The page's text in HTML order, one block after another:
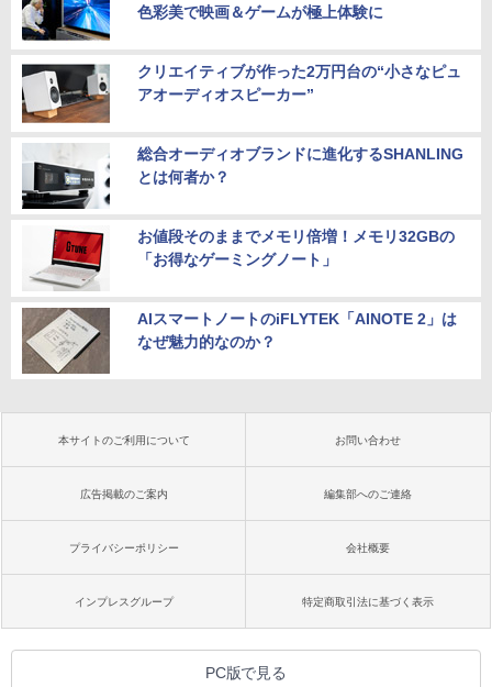
色彩美で映画＆ゲームが極上体験に
クリエイティブが作った2万円台の“小さなピュ
アオーディオスピーカー”
総合オーディオブランドに進化するSHANLING
とは何者か？
お値段そのままでメモリ倍増！メモリ32GBの
「お得なゲーミングノート」
AIスマートノートのiFLYTEK「AINOTE 2」は
なぜ魅力的なのか？
本サイトのご利用について お問い合わせ
広告掲載のご案内 編集部へのご連絡
プライバシーポリシー 会社概要
インプレスグループ 特定商取引法に基づく表示
PC版で見る